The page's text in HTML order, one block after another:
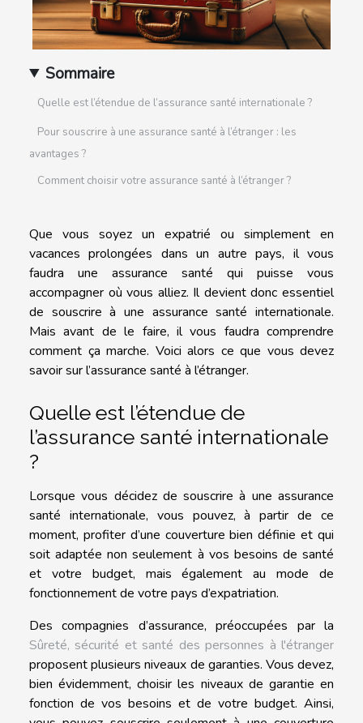
Sommaire
Quelle est l’étendue de l’assurance santé internationale ?
Pour souscrire à une assurance santé à l’étranger : les
avantages ?
Comment choisir votre assurance santé à l’étranger ?
Que vous soyez un expatrié ou simplement en
vacances prolongées dans un autre pays, il vous
faudra une assurance santé qui puisse vous
accompagner où vous alliez. Il devient donc essentiel
de souscrire à une assurance santé internationale.
Mais avant de le faire, il vous faudra comprendre
comment ça marche. Voici alors ce que vous devez
savoir sur l’assurance santé à l’étranger.
Quelle est l’étendue de
l’assurance santé internationale
?
Lorsque vous décidez de souscrire à une assurance
santé internationale, vous pouvez, à partir de ce
moment, profiter d’une couverture bien définie et qui
soit adaptée non seulement à vos besoins de santé
et votre budget, mais également au mode de
fonctionnement de votre pays d’expatriation.
Des compagnies d’assurance, préoccupées par la
Sûreté, sécurité et santé des personnes à l'étranger
proposent plusieurs niveaux de garanties. Vous devez,
bien évidemment, choisir les niveaux de garantie en
fonction de vos besoins et de votre budget. Ainsi,